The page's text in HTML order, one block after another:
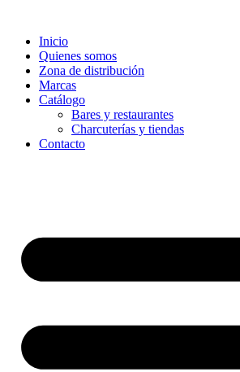
contenido
Inicio
Quienes somos
Zona de distribución
Marcas
Catálogo
Bares y restaurantes
Charcuterías y tiendas
Contacto